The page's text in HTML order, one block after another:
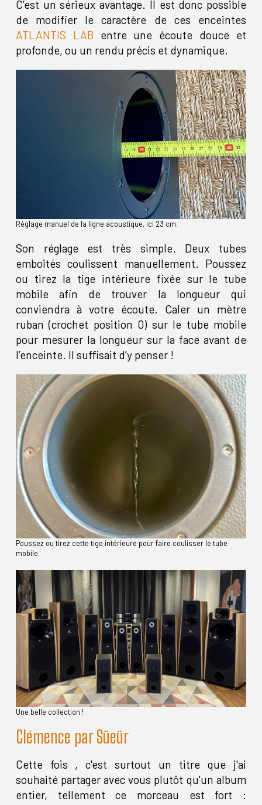
C’est un sérieux avantage. Il est donc possible
de modifier le caractère de ces enceintes
ATLANTIS LAB entre une écoute douce et
profonde, ou un rendu précis et dynamique.
Réglage manuel de la ligne acoustique, ici 23 cm.
Son réglage est très simple. Deux tubes
emboités coulissent manuellement. Poussez
ou tirez la tige intérieure fixée sur le tube
mobile afin de trouver la longueur qui
conviendra à votre écoute. Caler un mètre
ruban (crochet position 0) sur le tube mobile
pour mesurer la longueur sur la face avant de
l’enceinte. Il suffisait d’y penser !
Poussez ou tirez cette tige intérieure pour faire coulisser le tube
mobile.
Une belle collection !
Clémence par Süeür
Cette fois , c'est surtout un titre que j'ai
souhaité partager avec vous plutôt qu'un album
entier, tellement ce morceau est fort :